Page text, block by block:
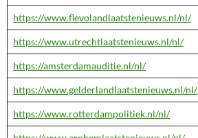
https://www.flevolandlaatstenieuws.nl/nl/
https://www.utrechtlaatstenieuws.nl/nl/
https://amsterdamauditie.nl/nl/
https://www.gelderlandlaatstenieuws.nl/nl/
https://www.rotterdampolitiek.nl/nl/